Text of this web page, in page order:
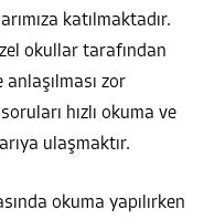
katılmaktadır.
okullar tarafından
zor
hızlı okuma ve
ulaşmaktır.
okuma yapılırken